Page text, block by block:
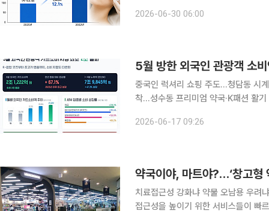
수분 환경 변화 등 다양한 원인으로
2026-06-30 06:00
5월 방한 외국인 관광객 소
중국인 럭셔리 쇼핑 주도…청담동 시
착…성수동 프리미엄 약국·K패션 활기 지난달 우리나라를 방문한 외국인 관광객의 카드 지출 규모
다채로운 일상 체험형 소비 성향이 맞
2026-06-17 09:26
약국이야, 마트야?…‘창고
치료접근성 강화냐 약물 오남용 우려
접근성을 높이기 위한 서비스들이 빠